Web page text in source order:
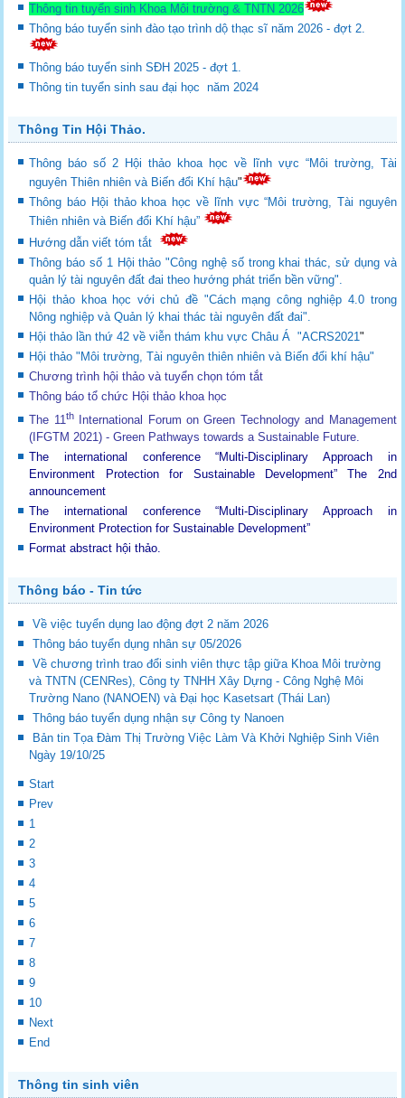
Thông tin tuyển sinh Khoa Môi trường & TNTN 2026
Thông báo tuyển sinh đào tạo trình dộ thạc sĩ năm 2026 - đợt 2.
Thông báo tuyển sinh SĐH 2025 - đợt 1.
Thông tin tuyển sinh sau đại học năm 2024
Thông Tin Hội Thảo.
Thông báo số 2 Hội thảo khoa học về lĩnh vực “Môi trường, Tài
nguyên Thiên nhiên và Biến đổi Khí hậu"
Thông báo Hội thảo khoa học về lĩnh vực “Môi trường, Tài nguyên
Thiên nhiên và Biến đổi Khí hậu”
Hướng dẫn viết tóm tắt
Thông báo số 1 Hội thảo "Công nghệ số trong khai thác, sử dụng và
quản lý tài nguyên đất đai theo hướng phát triển bền vững".
Hội thảo khoa học với chủ đề "Cách mạng công nghiệp 4.0 trong
Nông nghiệp và Quản lý khai thác tài nguyên đất đai".
Hội thảo lần thứ 42 về viễn thám khu vực Châu Á "ACRS2021"
Hội thảo "Môi trường, Tài nguyên thiên nhiên và Biến đổi khí hậu"
Chương trình hội thảo và tuyển chọn tóm tắt
Thông báo tổ chức Hội thảo khoa học
The 11thInternational Forum on Green Technology and Management
(IFGTM 2021) - Green Pathways towards a Sustainable Future.
The international conference “Multi-Disciplinary Approach in
Environment Protection for Sustainable Development”The 2nd
announcement
The international conference “Multi-Disciplinary Approach in
Environment Protection for Sustainable Development”
Format abstract hội thảo.
Thông báo - Tin tức
Về việc tuyển dụng lao động đợt 2 năm 2026
Thông báo tuyển dụng nhân sự 05/2026
Về chương trình trao đổi sinh viên thực tập giữa Khoa Môi trường
và TNTN (CENRes), Công ty TNHH Xây Dựng - Công Nghệ Môi
Trường Nano (NANOEN) và Đại học Kasetsart (Thái Lan)
Thông báo tuyển dụng nhận sự Công ty Nanoen
Bản tin Tọa Đàm Thị Trường Việc Làm Và Khởi Nghiệp Sinh Viên
Ngày 19/10/25
Start
Prev
1
2
3
4
5
6
7
8
9
10
Next
End
Thông tin sinh viên